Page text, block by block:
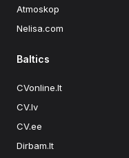
Atmoskop
Nelisa.com
Baltics
CVonline.lt
CV.lv
CV.ee
Dirbam.lt